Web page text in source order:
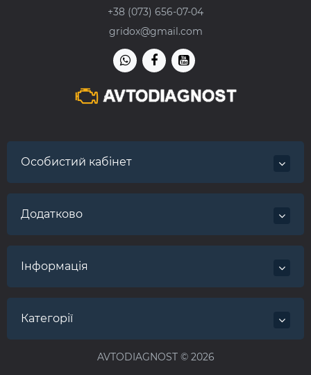
+38 (073) 656-07-04
gridox@gmail.com
Особистий кабінет
Додатково
Інформація
Категорії
AVTODIAGNOST © 2026